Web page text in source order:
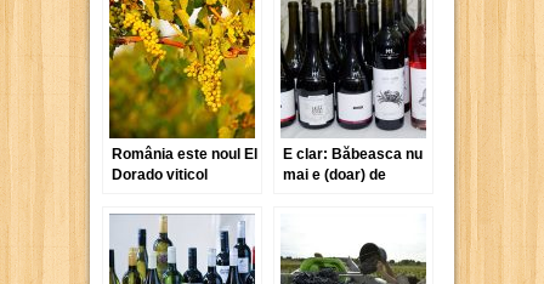
România este noul El
Dorado viticol
E clar: Băbeasca nu
mai e (doar) de